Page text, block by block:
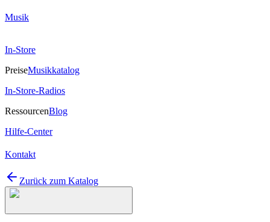
Musik
In-Store
PreiseMusikkatalog
In-Store-Radios
RessourcenBlog
Hilfe-Center
Kontakt
Zurück zum Katalog